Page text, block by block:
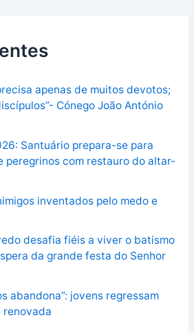
apenas de muitos devotos;
Cónego João António
Santuário prepara-se para
peregrinos com restauro do altar-
inventados pelo medo e
desafia fiéis a viver o batismo
da grande festa do Senhor
abandona”: jovens regressam
renovada